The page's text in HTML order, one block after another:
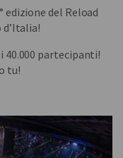
edizione del Reload
d’Italia!
40.000 partecipanti!
tu!